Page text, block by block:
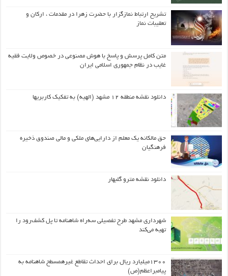
تشریح ارتباط نمازگزار با حضرت زهرا در مقدمات ، ارکان و
تعقیبات نماز
متن کامل پرسش و پاسخ با هوش مصنوعی در خصوص ولایت فقیه
غایب در نظام جمهوری اسلامی ایران
دانلود نقشه منطقه ۱۲ مشهد (الهیه) به تفکیک کاربریها
حق مالکانه یک معلم از دارایی‌های ملکی و مالی صندوق ذخیره
فرهنگیان
دانلود نقشه مترو گلبهار
شهرداری مشهد طرح تفصیلی سه‌راه شاهنامه تا پل کشف‌رود را
تهیه می‌کند
۱۳۰۰میلیارد ریال برای احداث تقاطع غیرهمسطح شاهنامه به
پیامبراعظم(ص)